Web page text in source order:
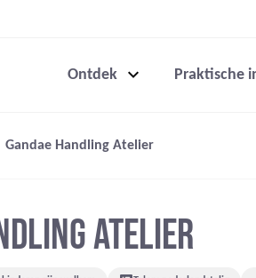
Ontdek Praktische
Gandae Handling Atelier
ATELIER